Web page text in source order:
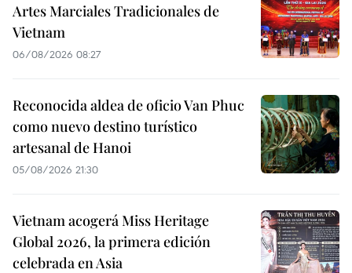
Artes Marciales Tradicionales de
Vietnam
06/08/2026 08:27
Reconocida aldea de oficio Van Phuc
como nuevo destino turístico
artesanal de Hanoi
05/08/2026 21:30
Vietnam acogerá Miss Heritage
Global 2026, la primera edición
celebrada en Asia